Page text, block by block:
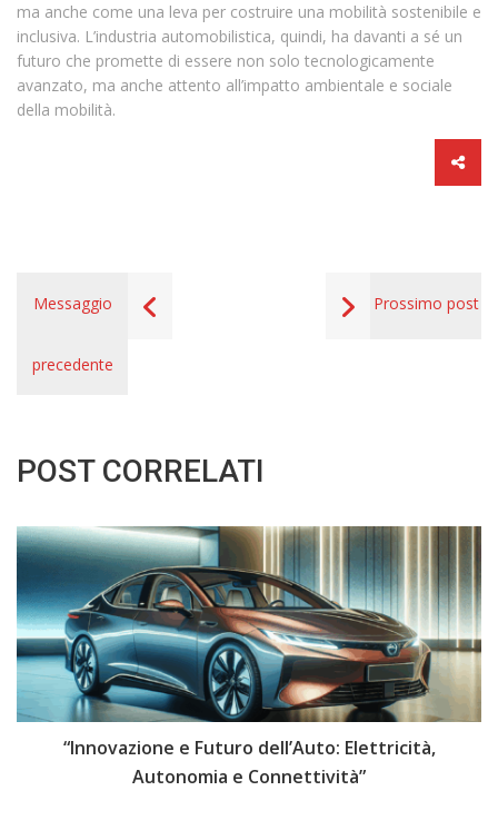
ma anche come una leva per costruire una mobilità sostenibile e
inclusiva. L’industria automobilistica, quindi, ha davanti a sé un
futuro che promette di essere non solo tecnologicamente
avanzato, ma anche attento all’impatto ambientale e sociale
della mobilità.
Messaggio
precedente
Prossimo post
POST CORRELATI
“Innovazione e Futuro dell’Auto: Elettricità,
Autonomia e Connettività”